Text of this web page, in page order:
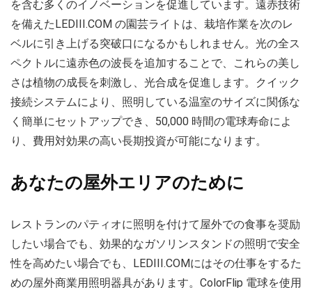
を含む多くのイノベーションを促進しています。遠赤技術
を備えたLEDIII.COM の園芸ライトは、栽培作業を次のレ
ベルに引き上げる突破口になるかもしれません。光の全ス
ペクトルに遠赤色の波長を追加することで、これらの美し
さは植物の成長を刺激し、光合成を促進します。クイック
接続システムにより、照明している温室のサイズに関係な
く簡単にセットアップでき、50,000 時間の電球寿命によ
り、費用対効果の高い長期投資が可能になります。
あなたの屋外エリアのために
レストランのパティオに照明を付けて屋外での食事を奨励
したい場合でも、効果的なガソリンスタンドの照明で安全
性を高めたい場合でも、LEDIII.COMにはその仕事をするた
めの屋外商業用照明器具があります。ColorFlip 電球を使用